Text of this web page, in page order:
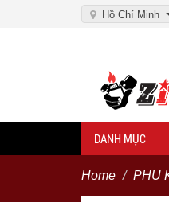
Hồ Chí Minh
DANH MỤC
Home PHỤ